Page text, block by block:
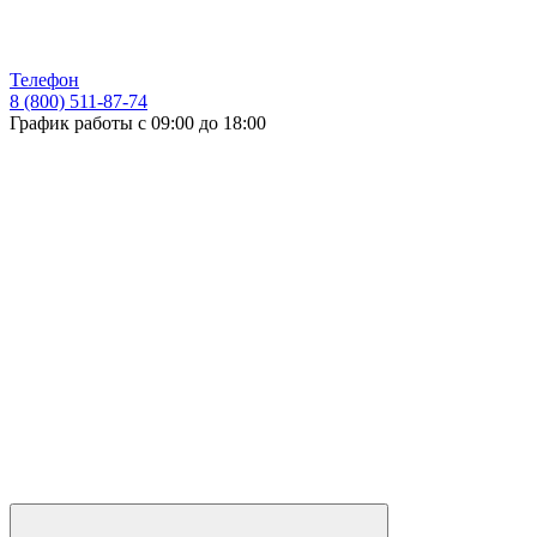
Телефон
8 (800) 511-87-74
График работы с 09:00 до 18:00